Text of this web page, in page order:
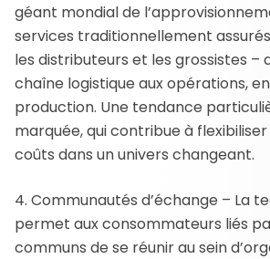
géant mondial de
services traditionnellement
les distributeurs et les grossistes –
chaîne logistique aux opérations,
production. Une tendance
marquée, qui contribue à
coûts dans un univers changeant.
4. Communautés d’échange – La
permet aux consommateurs liés
communs de se réunir au sein